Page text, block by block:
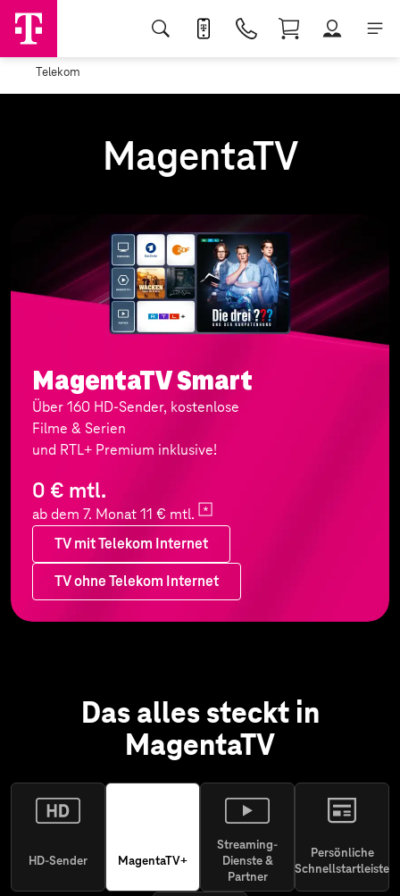
Telekom
MagentaTV
MagentaTV Smart
Über 160 HD-Sender, kostenlose
Filme & Serien
und RTL+ Premium inklusive!
0 € mtl.
ab dem 7. Monat 11 € mtl.
TV mit Telekom Internet
TV ohne Telekom Internet
Das alles steckt in
MagentaTV
HD-Sender MagentaTV+
Streaming-
Dienste &
Partner
Persönliche
Schnellstartleiste